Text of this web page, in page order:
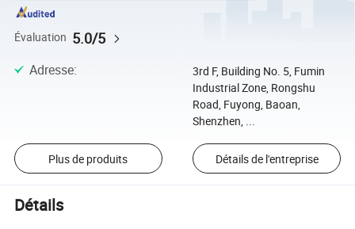
Évaluation 5.0/5
Adresse:
3rd F, Building No. 5, Fumin
Industrial Zone, Rongshu
Road, Fuyong, Baoan,
Shenzhen, ...
Plus de produits Détails de l'entreprise
Détails